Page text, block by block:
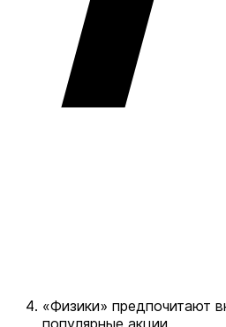
«Физики» предпочитают